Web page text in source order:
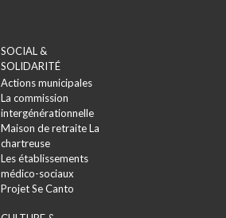
SOCIAL &
SOLIDARITÉ
Actions municipales
La commission
intergénérationnelle
Maison de retraite La
chartreuse
Les établissements
médico-sociaux
Projet Se Canto